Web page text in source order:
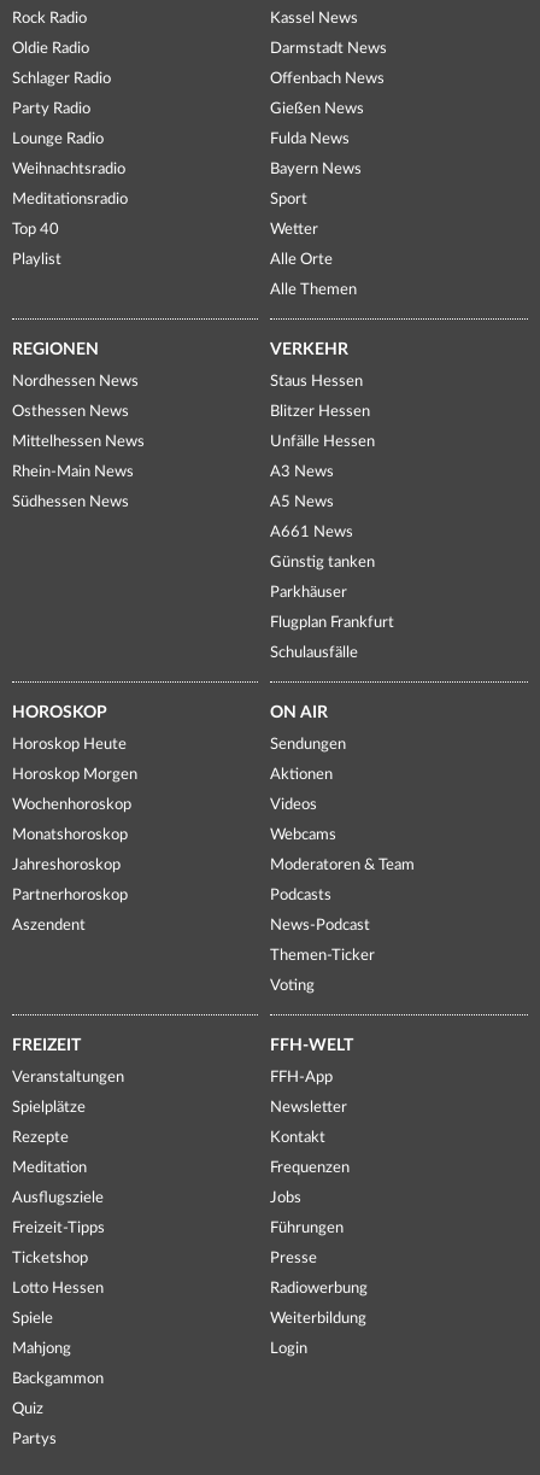
Rock Radio
Oldie Radio
Schlager Radio
Party Radio
Lounge Radio
Weihnachtsradio
Meditationsradio
Top 40
Playlist
Kassel News
Darmstadt News
Offenbach News
Gießen News
Fulda News
Bayern News
Sport
Wetter
Alle Orte
Alle Themen
REGIONEN
Nordhessen News
Osthessen News
Mittelhessen News
Rhein-Main News
Südhessen News
VERKEHR
Staus Hessen
Blitzer Hessen
Unfälle Hessen
A3 News
A5 News
A661 News
Günstig tanken
Parkhäuser
Flugplan Frankfurt
Schulausfälle
HOROSKOP
Horoskop Heute
Horoskop Morgen
Wochenhoroskop
Monatshoroskop
Jahreshoroskop
Partnerhoroskop
Aszendent
ON AIR
Sendungen
Aktionen
Videos
Webcams
Moderatoren & Team
Podcasts
News-Podcast
Themen-Ticker
Voting
FREIZEIT
Veranstaltungen
Spielplätze
Rezepte
Meditation
Ausflugsziele
Freizeit-Tipps
Ticketshop
Lotto Hessen
Spiele
Mahjong
Backgammon
Quiz
Partys
FFH-WELT
FFH-App
Newsletter
Kontakt
Frequenzen
Jobs
Führungen
Presse
Radiowerbung
Weiterbildung
Login